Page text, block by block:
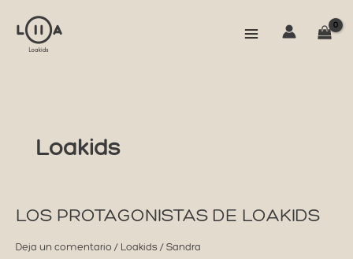
contenido
Loakids
LOS PROTAGONISTAS DE LOAKIDS
Deja un comentario / Loakids / Sandra